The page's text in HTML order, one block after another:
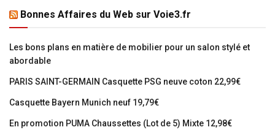
Bonnes Affaires du Web sur Voie3.fr
Les bons plans en matière de mobilier pour un salon stylé et
abordable
PARIS SAINT-GERMAIN Casquette PSG neuve coton 22,99€
Casquette Bayern Munich neuf 19,79€
En promotion PUMA Chaussettes (Lot de 5) Mixte 12,98€